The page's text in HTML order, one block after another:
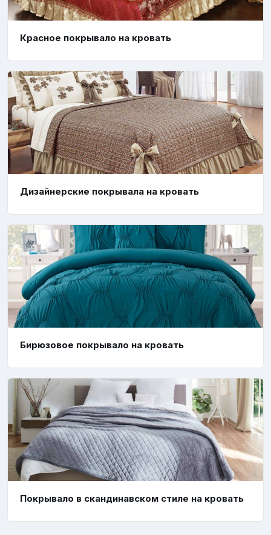
Красное покрывало на кровать
Дизайнерские покрывала на кровать
Бирюзовое покрывало на кровать
Покрывало в скандинавском стиле на кровать